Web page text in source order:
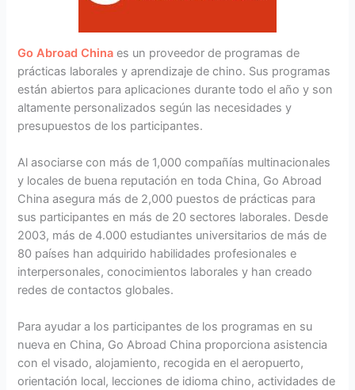
Go Abroad China es un proveedor de programas de
prácticas laborales y aprendizaje de chino. Sus programas
están abiertos para aplicaciones durante todo el año y son
altamente personalizados según las necesidades y
presupuestos de los participantes.
Al asociarse con más de 1,000 compañías multinacionales
y locales de buena reputación en toda China, Go Abroad
China asegura más de 2,000 puestos de prácticas para
sus participantes en más de 20 sectores laborales. Desde
2003, más de 4.000 estudiantes universitarios de más de
80 países han adquirido habilidades profesionales e
interpersonales, conocimientos laborales y han creado
redes de contactos globales.
Para ayudar a los participantes de los programas en su
nueva en China, Go Abroad China proporciona asistencia
con el visado, alojamiento, recogida en el aeropuerto,
orientación local, lecciones de idioma chino, actividades de